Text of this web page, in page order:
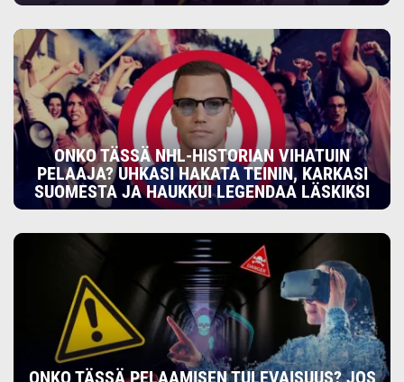
ONKO TÄSSÄ NHL-HISTORIAN VIHATUIN
PELAAJA? UHKASI HAKATA TEININ, KARKASI
SUOMESTA JA HAUKKUI LEGENDAA LÄSKIKSI
ONKO TÄSSÄ PELAAMISEN TULEVAISUUS? JOS